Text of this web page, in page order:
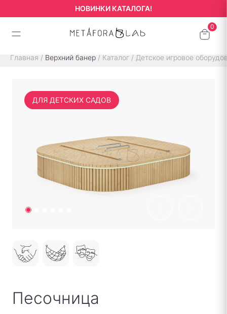
НОВИНКИ КАТАЛОГА!
Главная / Верхний банер / Каталог / Детское игровое
ДЛЯ ДЕТСКИХ САДОВ
Песочница